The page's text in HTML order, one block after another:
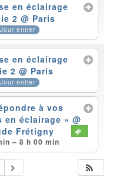
en éclairage
2@ Paris
Jour entier
en éclairage
2@ Paris
Jour entier
à vos
en éclairage »@
Frétigny
– 8 h 00 min